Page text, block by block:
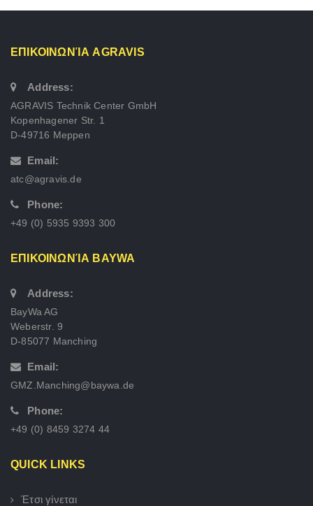
ΕΠΙΚΟΙΝΩΝΊΑ AGRAVIS
Address:
AGRAVIS Technik Center GmbH
Kopenhagener Str. 1
D-49716 Meppen
Email:
atc@agravis.de
Phone:
+49 (0) 5935 9393 300
ΕΠΙΚΟΙΝΩΝΊΑ BAYWA
Address:
BayWa AG
Weberstr. 9
D-85077 Manching
Email:
GMZ.Manching@baywa.de
Phone:
+49 (0) 8459 3274 44
QUICK LINKS
Έτσι γίνεται